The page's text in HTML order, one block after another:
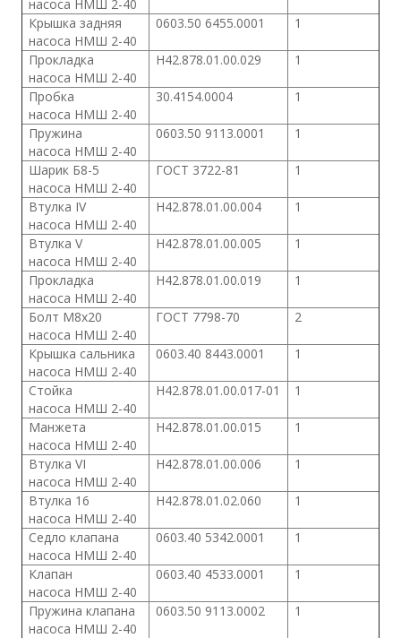
насоса НМШ 2-40
Крышка задняя
насоса НМШ 2-40
0603.50 6455.0001 1
Прокладка
насоса НМШ 2-40
Н42.878.01.00.029 1
Пробка
насоса НМШ 2-40
30.4154.0004 1
Пружина
насоса НМШ 2-40
0603.50 9113.0001 1
Шарик Б8-5
насоса НМШ 2-40
ГОСТ 3722-81 1
Втулка IV
насоса НМШ 2-40
Н42.878.01.00.004 1
Втулка V
насоса НМШ 2-40
Н42.878.01.00.005 1
Прокладка
насоса НМШ 2-40
Н42.878.01.00.019 1
Болт М8х20
насоса НМШ 2-40
ГОСТ 7798-70 2
Крышка сальника
насоса НМШ 2-40
0603.40 8443.0001 1
Стойка
насоса НМШ 2-40
Н42.878.01.00.017-01 1
Манжета
насоса НМШ 2-40
Н42.878.01.00.015 1
Втулка VI
насоса НМШ 2-40
Н42.878.01.00.006 1
Втулка 16
насоса НМШ 2-40
Н42.878.01.02.060 1
Седло клапана
насоса НМШ 2-40
0603.40 5342.0001 1
Клапан
насоса НМШ 2-40
0603.40 4533.0001 1
Пружина клапана
насоса НМШ 2-40
0603.50 9113.0002 1